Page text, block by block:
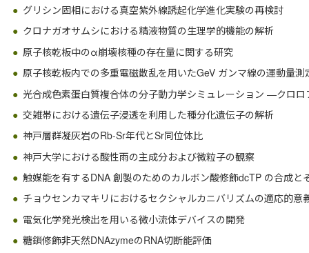
グリシン固相における真空紫外線誘起化学進化実験の再検討
クロナガオサムシにおける精液物質の生理学的機能の解析
原子核乾板中のα崩壊核種の存在量に関する研究
原子核乾板内での多重電磁散乱を用いたGeV ガンマ線の運動量測
光合成色素蛋白質複合体の分子動力学シミュレーション ―クロロ
交雑帯における遺伝子浸透を利用した種分化遺伝子の解析
神戸層群凝灰岩のRb-Sr年代とSr同位体比
神戸大学における酸性雨の主成分および微粒子の観察
触媒能を有するDNA 創製のためのカルボン酸修飾dcTP の合成と
チョウセンカマキリにおけるセクシャルカニバリズムの適応的意
電気化学発光検出を用いる微小流体デバイスの開発
糖鎖修飾非天然DNAzymeのRNA切断能評価